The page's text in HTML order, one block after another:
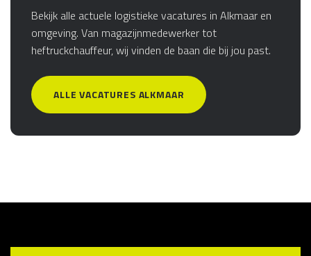
Bekijk alle actuele logistieke vacatures in Alkmaar en
omgeving. Van magazijnmedewerker tot
heftruckchauffeur, wij vinden de baan die bij jou past.
ALLE VACATURES ALKMAAR